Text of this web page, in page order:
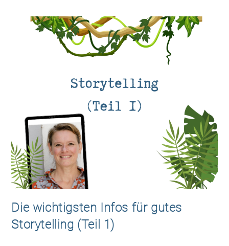
Die wichtigsten Infos für gutes
Storytelling (Teil 1)